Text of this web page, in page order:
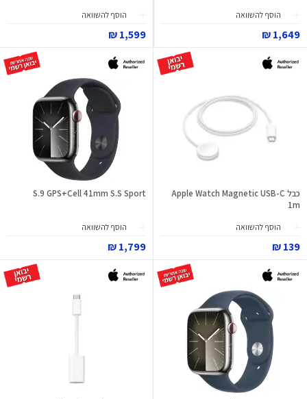
הוסף להשוואה
1,649 ₪
הוסף להשוואה
1,599 ₪
כבל Apple Watch Magnetic USB-C
1m
הוסף להשוואה
139 ₪
S.9 GPS+Cell 41mm S.S Sport
הוסף להשוואה
1,799 ₪